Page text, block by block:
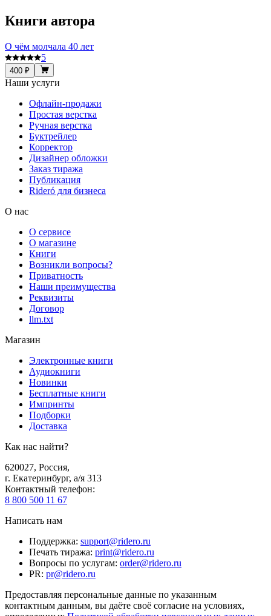
Книги автора
О чём молчала 40 лет
5
400 ₽
Наши услуги
Офлайн-продажи
Простая верстка
Ручная верстка
Буктрейлер
Корректор
Дизайнер обложки
Заказ тиража
Публикация
Rideró для бизнеса
О нас
О сервисе
О магазине
Книги
Возникли вопросы?
Приватность
Наши преимущества
Реквизиты
Договор
llm.txt
Магазин
Электронные книги
Аудиокниги
Новинки
Бесплатные книги
Импринты
Подборки
Доставка
Как нас найти?
620027, Россия,
г. Екатеринбург, а/я 313
Контактный телефон:
8 800 500 11 67
Написать нам
Поддержка: support@ridero.ru
Печать тиража: print@ridero.ru
Вопросы по услугам: order@ridero.ru
PR: pr@ridero.ru
Предоставляя персональные данные по указанным
контактным данным, вы даёте своё согласие на условиях,